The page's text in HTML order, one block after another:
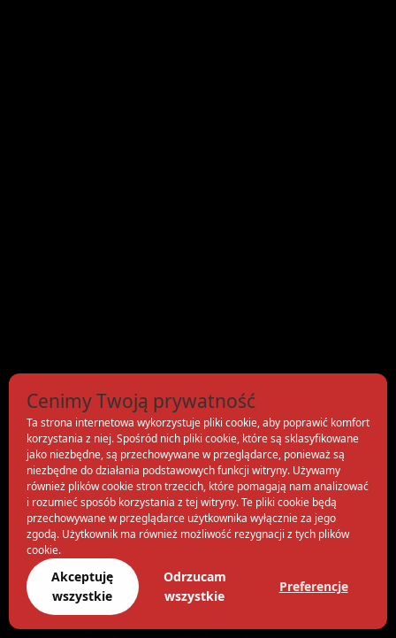
Cenimy Twoją prywatność
Ta strona internetowa wykorzystuje pliki cookie, aby poprawić komfort
korzystania z niej. Spośród nich pliki cookie, które są sklasyfikowane
jako niezbędne, są przechowywane w przeglądarce, ponieważ są
niezbędne do działania podstawowych funkcji witryny. Używamy
również plików cookie stron trzecich, które pomagają nam analizować
i rozumieć sposób korzystania z tej witryny. Te pliki cookie będą
przechowywane w przeglądarce użytkownika wyłącznie za jego
zgodą. Użytkownik ma również możliwość rezygnacji z tych plików
cookie.
Akceptuję
wszystkie
Odrzucam
wszystkie
Preferencje